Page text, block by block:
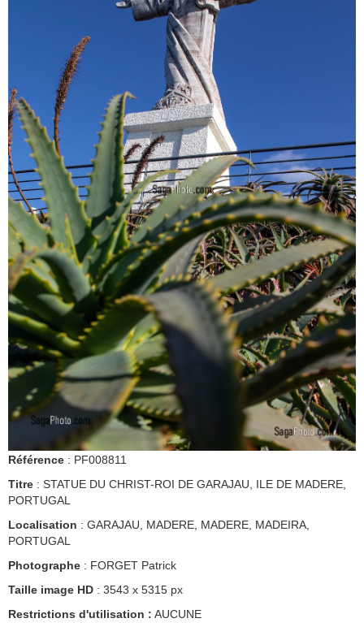
Référence : PF008811
Titre : STATUE DU CHRIST-ROI DE GARAJAU, ILE DE MADERE,
PORTUGAL
Localisation : GARAJAU, MADERE, MADERE, MADEIRA,
PORTUGAL
Photographe : FORGET Patrick
Taille image HD : 3543 x 5315 px
Restrictions d'utilisation : AUCUNE